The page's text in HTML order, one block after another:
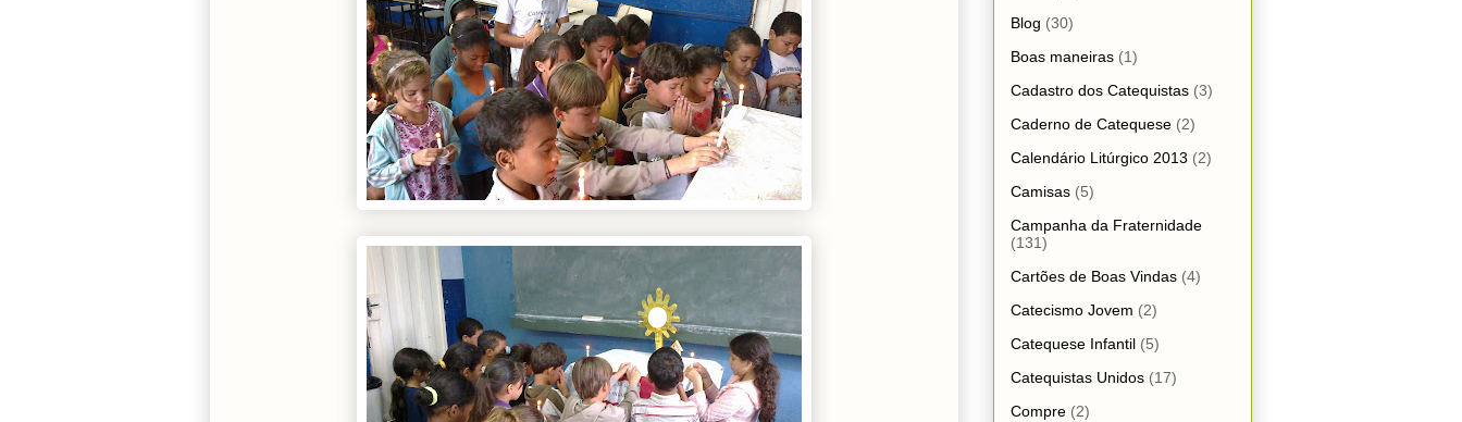
Blog (30)
Boas maneiras (1)
Cadastro dos Catequistas (3)
Caderno de Catequese (2)
Calendário Litúrgico 2013 (2)
Camisas (5)
Campanha da Fraternidade
(131)
Cartões de Boas Vindas (4)
Catecismo Jovem (2)
Catequese Infantil (5)
Catequistas Unidos (17)
Compre (2)